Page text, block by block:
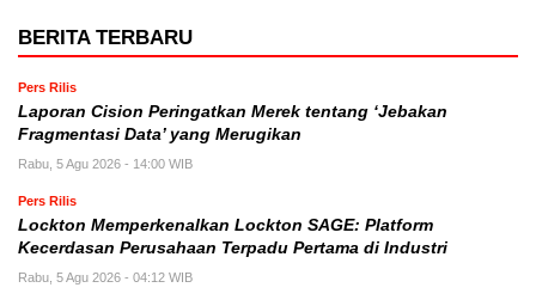
BERITA TERBARU
Pers Rilis
Laporan Cision Peringatkan Merek tentang ‘Jebakan
Fragmentasi Data’ yang Merugikan
Rabu, 5 Agu 2026 - 14:00 WIB
Pers Rilis
Lockton Memperkenalkan Lockton SAGE: Platform
Kecerdasan Perusahaan Terpadu Pertama di Industri
Rabu, 5 Agu 2026 - 04:12 WIB